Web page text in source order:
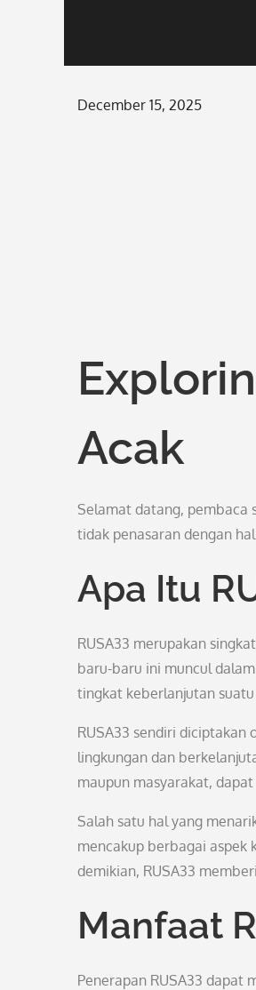
Posted
December 15, 2025
Acak
Selamat datang, pembaca
tidak penasaran dengan
Apa Itu
RUSA33 merupakan
baru-baru ini muncul
tingkat keberlanjutan
RUSA33 sendiri
lingkungan dan
maupun masyarakat,
Salah satu hal yang
mencakup berbagai aspek
demikian, RUSA33
Manfaat
Penerapan RUSA33 dapat